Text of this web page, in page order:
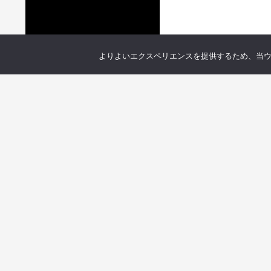
よりよいエクスペリエンスを提供するため、当